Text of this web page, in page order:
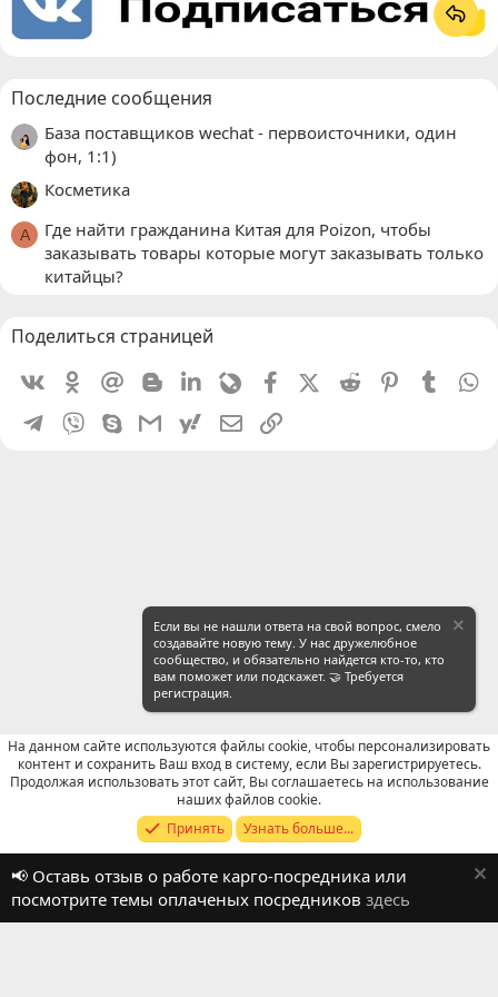
Последние сообщения
База поставщиков wechat - первоисточники, один
фон, 1:1)
Косметика
A
Где найти гражданина Китая для Poizon, чтобы
заказывать товары которые могут заказывать только
китайцы?
Поделиться страницей
VkontakteOdnoklassniki
Mail.ru BloggerLinkedin
LivejournalFacebookX (Twitter)
Reddit PinterestTumblr
Telegram
Viber SkypeGmailyahoomailЭлектронная почта
Отзывы о работе посредников
Russian (RU)
Обратная связь
Условия и правила
Политика конфиденциальности
Помощь
R
Если вы не нашли ответа на свой вопрос, смело
создавайте новую тему. У нас дружелюбное
сообщество, и обязательно найдется кто-то, кто
вам поможет или подскажет. 🤝 Требуется
регистрация.
На данном сайте используются файлы cookie, чтобы персонализировать
контент и сохранить Ваш вход в систему, если Вы зарегистрируетесь.
Продолжая использовать этот сайт, Вы соглашаетесь на использование
наших файлов cookie.
Принять
Узнать больше...
📢 Оставь отзыв о работе карго-посредника или
посмотрите темы оплаченых посредников здесь